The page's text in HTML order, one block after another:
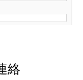
絡